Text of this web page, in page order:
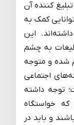
کننده آن
کمک به
این
به چشم
شده و متوجه
اجتماعی
توجه داشته
خواستگاه
و باید در